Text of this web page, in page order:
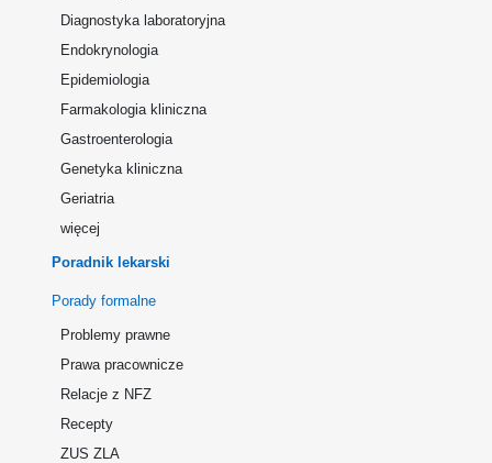
Diagnostyka laboratoryjna
Endokrynologia
Epidemiologia
Farmakologia kliniczna
Gastroenterologia
Genetyka kliniczna
Geriatria
więcej
Poradnik lekarski
Porady formalne
Problemy prawne
Prawa pracownicze
Relacje z NFZ
Recepty
ZUS ZLA